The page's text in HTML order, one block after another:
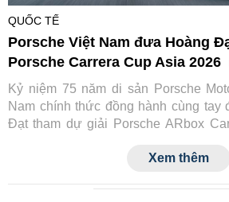
QUỐC TẾ
Porsche Việt Nam đưa Hoàng
Porsche Carrera Cup Asia 2026
Kỷ niệm 75 năm di sản Porsche
Nam chính thức đồng hành cùng tay
Đạt tham dự giải Porsche ARbox
trường danh giá này, đồng thời đánh
Xem thêm